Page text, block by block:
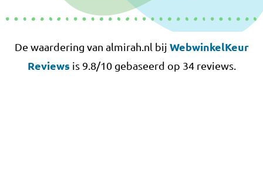
De waardering van almirah.nl bij WebwinkelKeur
Reviews is 9.8/10 gebaseerd op 34 reviews.